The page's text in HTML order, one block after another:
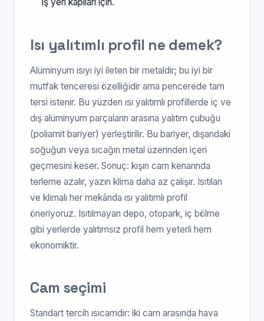
iş yeri kapıları için.
Isı yalıtımlı profil ne demek?
Alüminyum ısıyı iyi ileten bir metaldir; bu iyi bir
mutfak tenceresi özelliğidir ama pencerede tam
tersi istenir. Bu yüzden ısı yalıtımlı profillerde iç ve
dış alüminyum parçaların arasına yalıtım çubuğu
(poliamit bariyer) yerleştirilir. Bu bariyer, dışarıdaki
soğuğun veya sıcağın metal üzerinden içeri
geçmesini keser. Sonuç: kışın cam kenarında
terleme azalır, yazın klima daha az çalışır. Isıtılan
ve klimalı her mekânda ısı yalıtımlı profil
öneriyoruz. Isıtılmayan depo, otopark, iç bölme
gibi yerlerde yalıtımsız profil hem yeterli hem
ekonomiktir.
Cam seçimi
Standart tercih ısıcamdır: iki cam arasında hava